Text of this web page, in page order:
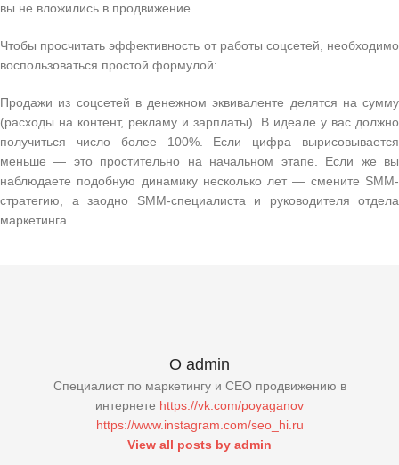
вы не вложились в продвижение.
Чтобы просчитать эффективность от работы соцсетей, необходимо
воспользоваться простой формулой:
Продажи из соцсетей в денежном эквиваленте делятся на сумму
(расходы на контент, рекламу и зарплаты). В идеале у вас должно
получиться число более 100%. Если цифра вырисовывается
меньше — это простительно на начальном этапе. Если же вы
наблюдаете подобную динамику несколько лет — смените SMM-
стратегию, а заодно SMM-специалиста и руководителя отдела
маркетинга.
О admin
Специалист по маркетингу и СЕО продвижению в
интернете https://vk.com/poyaganov
https://www.instagram.com/seo_hi.ru
View all posts by admin